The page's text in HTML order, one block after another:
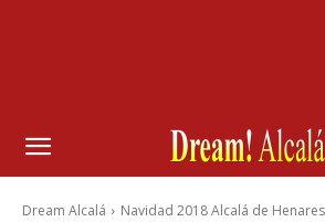
Dream Alcalá Navidad 2018 Alcalá de Henares